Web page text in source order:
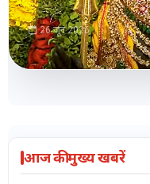
26 जून 2026
आज की मुख्य खबरें